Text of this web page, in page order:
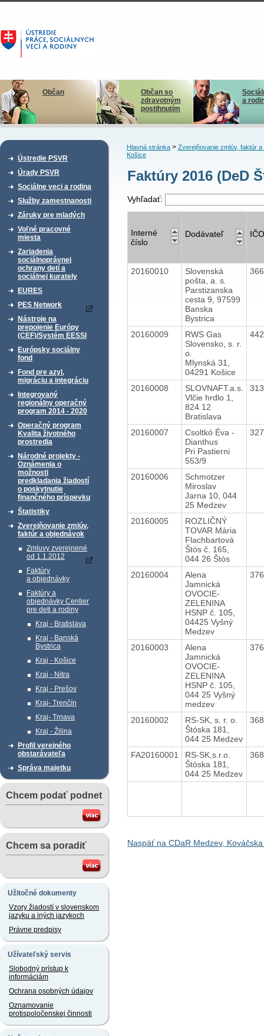
Občan
Občan so
zdravotným
postihnutím
a
Ústredie PSVR
Úrady PSVR
Sociálne veci a rodina
Služby zamestnanosti
Záruky pre mladých
Voľné pracovné
miesta
Zariadenia
sociálnoprávnej
ochrany detí a
sociálnej kurately
EURES
PES Network
Nástroje na
prepojenie Európy
(CEF)/Systém EESSI
Európsky sociálny
fond
Fond pre azyl,
migráciu a integráciu
Integrovaný
regionálny operačný
program 2014 - 2020
Operačný program
Kvalita životného
prostredia
Národné projekty -
Oznámenia o
možnosti
predkladania žiadostí
o poskytnutie
finančného príspevku
Štatistiky
Zverejňovanie zmlúv,
faktúr a objednávok
Zmluvy zverejnené
od 1.1.2012
Faktúry
a objednávky
Faktúry a
objednávky Centier
pre deti a rodiny
Kraj - Bratislava
Kraj - Banská
Bystrica
Kraj - Košice
Kraj - Nitra
Kraj - Prešov
Kraj- Trenčín
Kraj- Trnava
Kraj - Žilina
Profil verejného
obstarávateľa
Správa majetku
Chcem podať podnet
Chcem sa poradiť
Užitočné dokumenty
Vzory žiadostí v slovenskom
jazyku a iných jazykoch
Právne predpisy
Užívateľský servis
Slobodný prístup k
informáciám
Ochrana osobných údajov
Oznamovanie
protispoločenskej činnosti
Hlavná stránka> Zverejňovanie zmlúv, faktúr a
Košice
Faktúry 2016 (DeD
Vyhľadať:
Interné
číslo
Dodávateľ IČO
20160010
Slovenská
pošta, a. s.
Parstizanska
cesta 9, 97599
Banska
Bystrica
20160009
RWS Gas
Slovensko, s. r.
o.
Mlynská 31,
04291 Košice
20160008
SLOVNAFT.a.s.
Vlčie hrdlo 1,
824 12
Bratislava
20160007
Csoltkó Éva -
Dianthus
Pri Pastierni
553/9
20160006
Schmotzer
Miroslav
Jarna 10, 044
25 Medzev
20160005
ROZLIČNÝ
TOVAR Mária
Flachbartová
Štós č. 165,
044 26 Štós
20160004
Alena
Jamnická
OVOCIE-
ZELENINA
HSNP č. 105,
04425 Vyšný
Medzev
20160003
Alena
Jamnická
OVOCIE-
ZELENINA
HSNP č. 105,
044 25 Vyšný
medzev
20160002
RS-SK, s. r. o.
Štóska 181,
044 25 Medzev
FA20160001
RS-SK,s.r.o.
Štóska 181,
044 25 Medzev
Naspäť na CDaR Medzev,